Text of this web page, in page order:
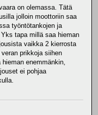
on olemassa. Tätä
jolloin moottoriin saa
työntötankojen ja
tapa millä saa hieman
vaikka 2 kierrosta
prikkoja siihen
enemmänkin,
ei pohjaa